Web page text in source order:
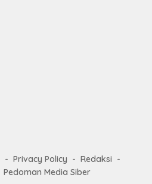
Privacy Policy
Redaksi
Pedoman Media Siber